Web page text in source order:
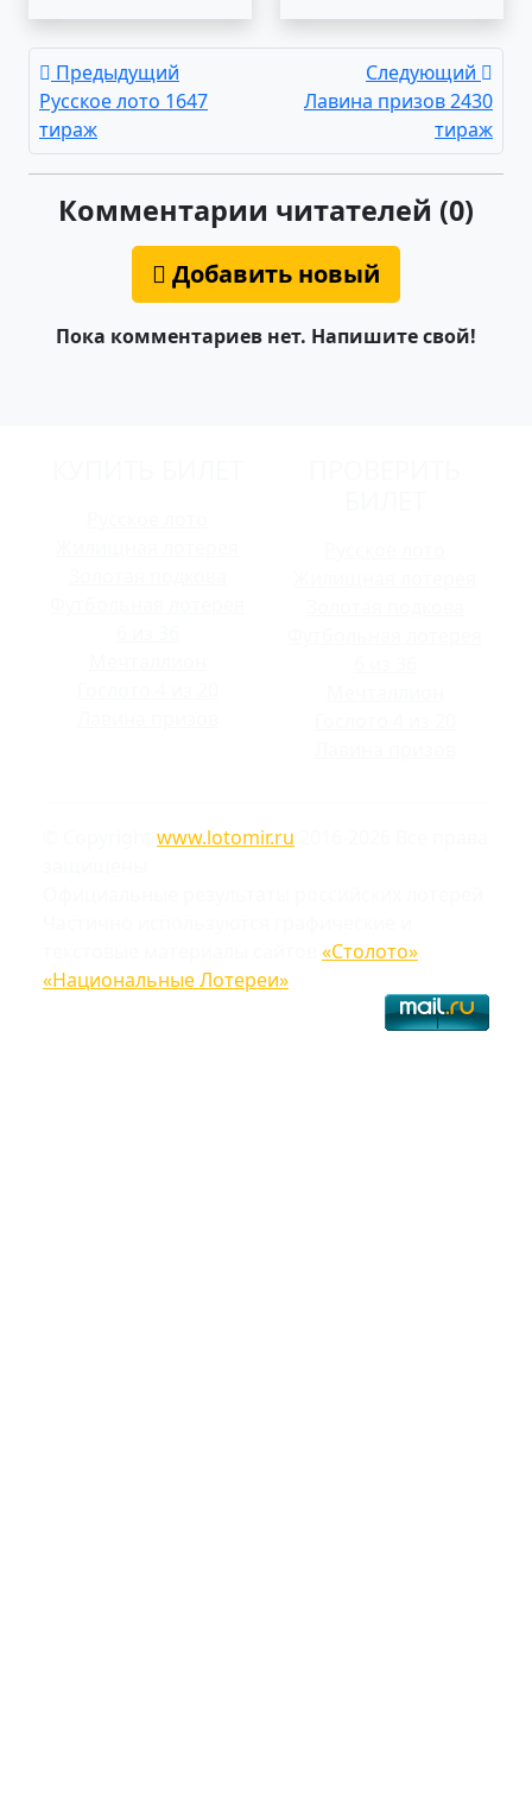
Предыдущий
Русское лото 1647
тираж
Следующий
Лавина призов 2430
тираж
Комментарии читателей (0)
Добавить новый
Пока комментариев нет. Напишите свой!
www.lotomir.ru
«Столото»
«Национальные Лотереи»